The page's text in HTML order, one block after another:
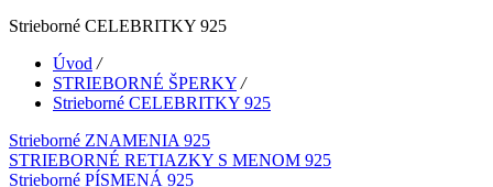
Strieborné CELEBRITKY 925
Úvod /
STRIEBORNÉ ŠPERKY /
Strieborné CELEBRITKY 925
Strieborné ZNAMENIA 925
STRIEBORNÉ RETIAZKY S MENOM 925
Strieborné PÍSMENÁ 925